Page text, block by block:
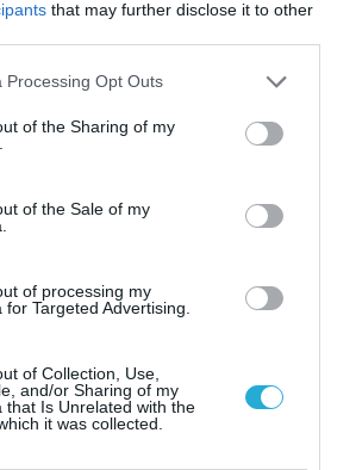
that may further disclose it to other
website/app uses one or more Google
or usage behaviour. You may click to
to Google and its third-party tags to
specified purposes in below Google
Processing Opt Outs
of the Sharing of my
of the Sale of my
of processing my
Targeted Advertising.
of Collection, Use,
and/or Sharing of my
that Is Unrelated with the
it was collected.
από τη σαλμονέλα –